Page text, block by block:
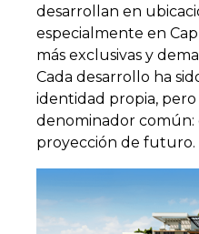
desarrollan en
especialmente en
más exclusivas y
Cada desarrollo ha
identidad propia,
denominador común:
proyección de futuro.